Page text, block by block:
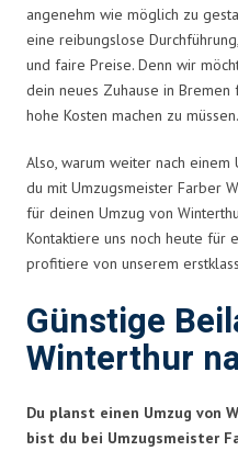
angenehm wie möglich zu
eine reibungslose
und faire Preise. Denn wir
dein neues Zuhause in
hohe Kosten machen zu müssen.
Also, warum weiter nach einem
du mit Umzugsmeister Farber
für deinen Umzug von
Kontaktiere uns noch heute für
profitiere von unserem
Günstige
Winterthur
Du planst einen Umzug von
bist du bei Umzugsmeister